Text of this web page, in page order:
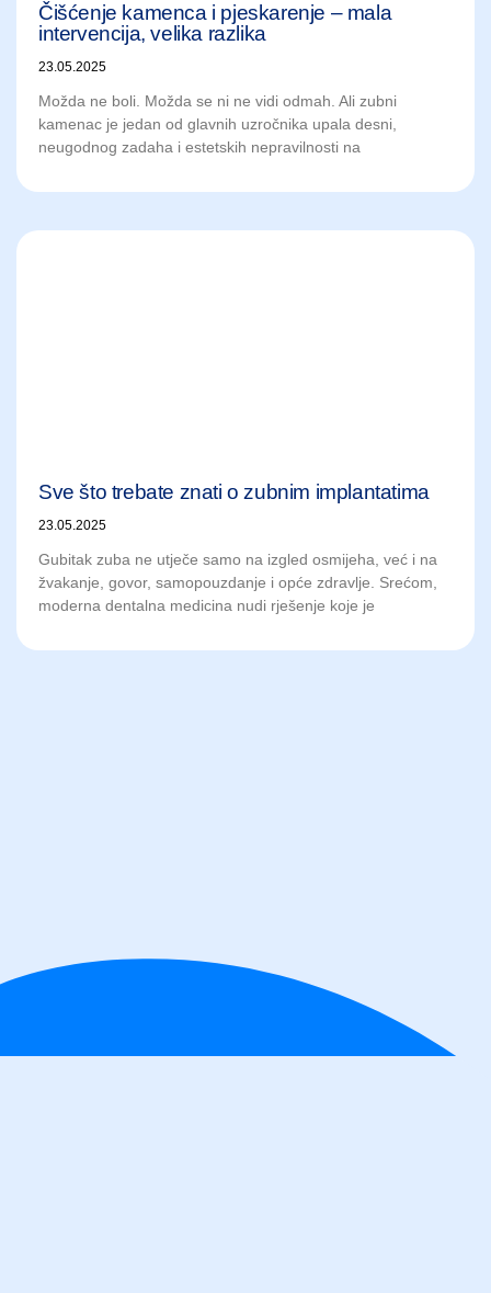
Čišćenje kamenca i pjeskarenje – mala
intervencija, velika razlika
23.05.2025
Možda ne boli. Možda se ni ne vidi odmah. Ali zubni
kamenac je jedan od glavnih uzročnika upala desni,
neugodnog zadaha i estetskih nepravilnosti na
Sve što trebate znati o zubnim implantatima
23.05.2025
Gubitak zuba ne utječe samo na izgled osmijeha, već i na
žvakanje, govor, samopouzdanje i opće zdravlje. Srećom,
moderna dentalna medicina nudi rješenje koje je